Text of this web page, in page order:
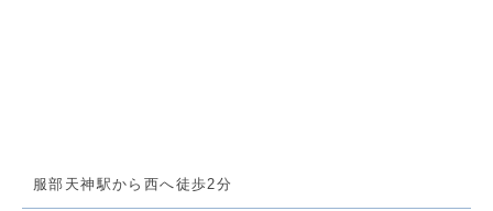
服部天神駅から西へ徒歩2分